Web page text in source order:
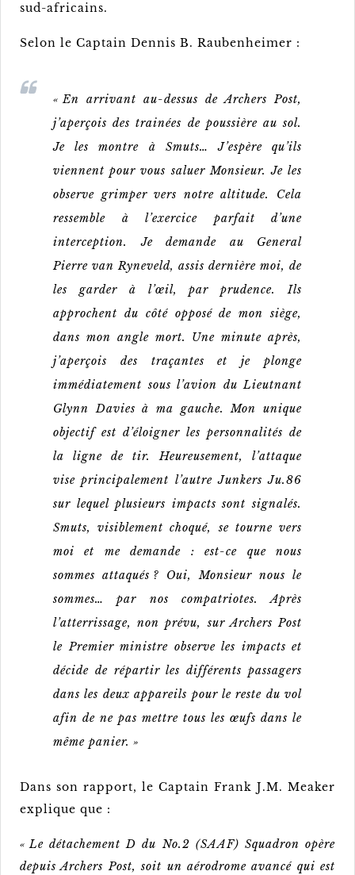
sud-africains.
Selon le Captain Dennis B. Raubenheimer :
« En arrivant au-dessus de Archers Post,
j’aperçois des trainées de poussière au sol.
Je les montre à Smuts… J’espère qu’ils
viennent pour vous saluer Monsieur. Je les
observe grimper vers notre altitude. Cela
ressemble à l’exercice parfait d’une
interception. Je demande au General
Pierre van Ryneveld, assis dernière moi, de
les garder à l’œil, par prudence. Ils
approchent du côté opposé de mon siège,
dans mon angle mort. Une minute après,
j’aperçois des traçantes et je plonge
immédiatement sous l’avion du Lieutnant
Glynn Davies à ma gauche. Mon unique
objectif est d’éloigner les personnalités de
la ligne de tir. Heureusement, l’attaque
vise principalement l’autre Junkers Ju.86
sur lequel plusieurs impacts sont signalés.
Smuts, visiblement choqué, se tourne vers
moi et me demande : est-ce que nous
sommes attaqués ? Oui, Monsieur nous le
sommes… par nos compatriotes. Après
l’atterrissage, non prévu, sur Archers Post
le Premier ministre observe les impacts et
décide de répartir les différents passagers
dans les deux appareils pour le reste du vol
afin de ne pas mettre tous les œufs dans le
même panier. »
Dans son rapport, le Captain Frank J.M. Meaker
explique que :
« Le détachement D du No.2 (SAAF) Squadron opère
depuis Archers Post, soit un aérodrome avancé qui est